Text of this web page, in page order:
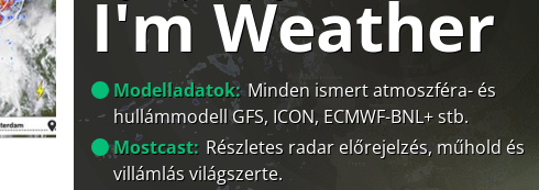
I'm Weather
Modelladatok: Minden ismert atmoszféra- és
hullámmodell GFS, ICON, ECMWF-BNL+ stb.
Mostcast: Részletes radar előrejelzés, műhold és
villámlás világszerte.